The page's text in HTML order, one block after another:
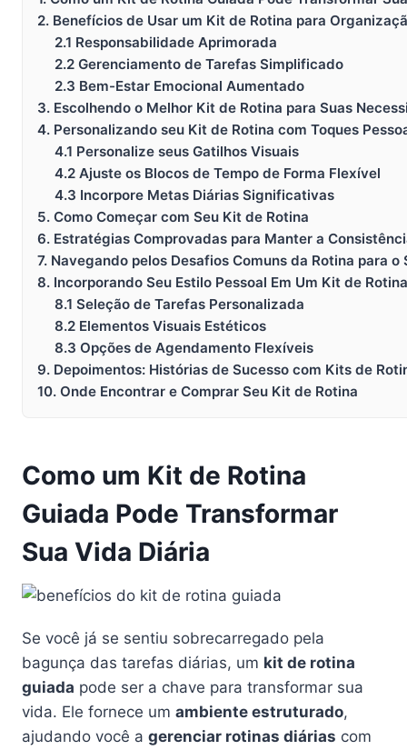
2. Benefícios de Usar um Kit de Rotina para
2.1 Responsabilidade Aprimorada
2.2 Gerenciamento de Tarefas Simplificado
2.3 Bem-Estar Emocional Aumentado
3. Escolhendo o Melhor Kit de Rotina para Suas
4. Personalizando seu Kit de Rotina com Toques
4.1 Personalize seus Gatilhos Visuais
4.2 Ajuste os Blocos de Tempo de Forma Flexível
4.3 Incorpore Metas Diárias Significativas
5. Como Começar com Seu Kit de Rotina
6. Estratégias Comprovadas para Manter a
7. Navegando pelos Desafios Comuns da Rotina para o
8. Incorporando Seu Estilo Pessoal Em Um Kit de Rotina
8.1 Seleção de Tarefas Personalizada
8.2 Elementos Visuais Estéticos
8.3 Opções de Agendamento Flexíveis
9. Depoimentos: Histórias de Sucesso com Kits de
10. Onde Encontrar e Comprar Seu Kit de Rotina
Como um Kit de Rotina
Guiada Pode Transformar
Sua Vida Diária
Se você já se sentiu sobrecarregado pela
bagunça das tarefas diárias, um kit de rotina
guiada pode ser a chave para transformar sua
vida. Ele fornece um ambiente estruturado,
ajudando você a gerenciar rotinas diárias com